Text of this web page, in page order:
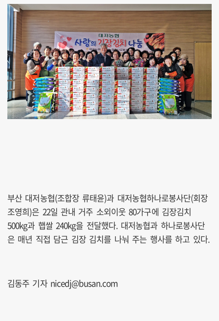
부산 대저농협(조합장 류태윤)과 대저농협하나로봉사단(회장
조영희)은 22일 관내 거주 소외이웃 80가구에 김장김치
500kg과 햅쌀 240kg을 전달했다. 대저농협과 하나로봉사단
은 매년 직접 담근 김장 김치를 나눠 주는 행사를 하고 있다.
김동주 기자 nicedj@busan.com